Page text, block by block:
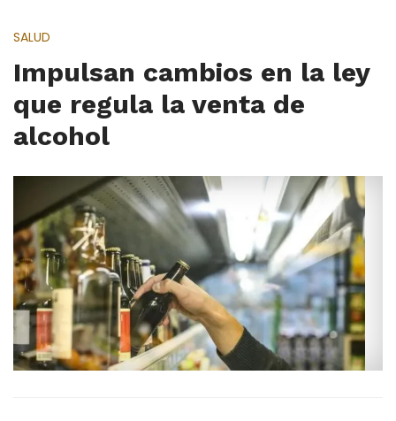
SALUD
Impulsan cambios en la ley
que regula la venta de
alcohol